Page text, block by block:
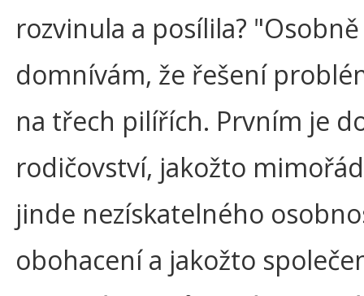
rozvinula a posílila?
domnívám, že řešení
na třech pilířích. Prvním je
rodičovství, jakožto
jinde nezískatelného
obohacení a jakožto